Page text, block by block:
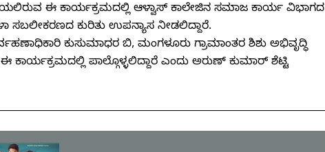
ಈ ಕಾರ್ಯಕ್ರಮದಲ್ಲಿ ಆಳ್ವಾಸ್ ಕಾಲೇಜಿನ ಸಮಾಜ ಕಾರ್ಯ ವಿಭಾಗದ
ಕುರಿತು ಉಪನ್ಯಾಸ ನೀಡಲಿದ್ದಾರೆ.
ಕುಸುಮಾಧರ ಬಿ, ಮಂಗಳೂರು ಗ್ರಾಮಾಂತರ ಶಿಶು ಅಭಿವೃದ್ಧಿ
ಕಾರ್ಯಕ್ರಮದಲ್ಲಿ ಪಾಲ್ಗೊಳ್ಳಲಿದ್ದಾರೆ ಎಂದು ಅರುಣ್ ಕುಮಾರ್ ಶೆಟ್ಟಿ